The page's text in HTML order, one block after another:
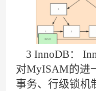
3 InnoDB：
对MyISAM的进
事务、行级锁机